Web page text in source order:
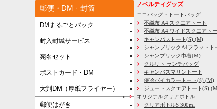
郵便・DM・封筒
DMまるごとパック
封入封緘サービス
宛名セット
ポストカード・DM
大判DM（厚紙フライヤー）
郵便はがき
ノベルティグッズ
エコバッグ・トートバッグ
不織布 A4 スクエアトート
不織布 A4 ワイドスクエアト
キャンバストート(S) (M)
シャンブリックA4フラットト
シャンブリック巾着(M)
クルリト ランチバッグ
キャンバスマリントート
保冷バイカラートート(S) (M)
ジュートスクエアトート(S)
オリジナルクリアボトル
クリアボトルS 300ml